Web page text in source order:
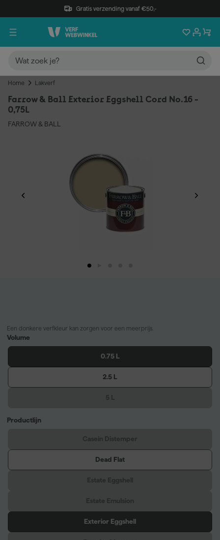
Gratis verzending vanaf €50,-
Home Lakverf
Farrow & Ball Exterior Eggshell Cord No.16 -
0,75L
FARROW & BALL
Een donkere verfkleur kan zorgen voor een meerprijs.
Volume
0.75 L
2.5 L
Productlijn
Dead Flat
Exterior Eggshell